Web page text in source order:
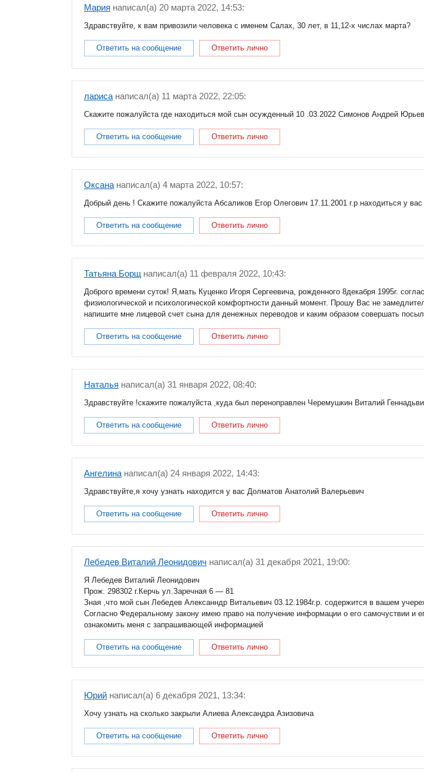
Мария написал(a) 20 марта 2022, 14:53:
Здравствуйте, к вам привозили человека с именем Салах, 30 лет, в 11,12-х числах марта?
Ответить на сообщение Ответить лично
лариса написал(a) 11 марта 2022, 22:05:
Скажите пожалуйста где находиться мой сын осужденный 10 .03.2022 Симонов Андрей
Ответить на сообщение Ответить лично
Оксана написал(a) 4 марта 2022, 10:57:
Добрый день ! Скажите пожалуйста Абсаликов Егор Олегович 17.11.2001 г.р находиться у вас
Ответить на сообщение Ответить лично
Татьяна Борщ написал(a) 11 февраля 2022, 10:43:
Доброго времени суток! Я,мать Куценко Игоря Сергеевича, рожденного 8декабря 1995г.
физиологической и психологической комфортности данный момент. Прошу Вас не
напишите мне лицевой счет сына для денежных переводов и каким образом совершать
Ответить на сообщение Ответить лично
Наталья написал(a) 31 января 2022, 08:40:
Здравствуйте !скажите пожалуйста ,куда был переноправлен Черемушкин Виталий
Ответить на сообщение Ответить лично
Ангелина написал(a) 24 января 2022, 14:43:
Здравствуйте,я хочу узнать находится у вас Долматов Анатолий Валерьевич
Ответить на сообщение Ответить лично
Лебедев Виталий Леонидович написал(a) 31 декабря 2021, 19:00:
Я Лебедев Виталий Леонидович
Прож. 298302 г.Керчь ул.Заречная 6 — 81
Зная ,что мой сын Лебедев Алексанндр Витальевич 03.12.1984г.р. содержится в вашем
Согласно Федеральному закону имею право на получение информации о его самочуствии
ознакомить меня с запрашивающей информацией
Ответить на сообщение Ответить лично
Юрий написал(a) 6 декабря 2021, 13:34:
Хочу узнать на сколько закрыли Алиева Александра Азизовича
Ответить на сообщение Ответить лично